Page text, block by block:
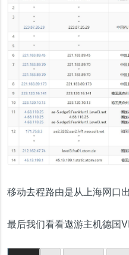
移动去程路由是从上海网口
最后我们看看遨游主机德国